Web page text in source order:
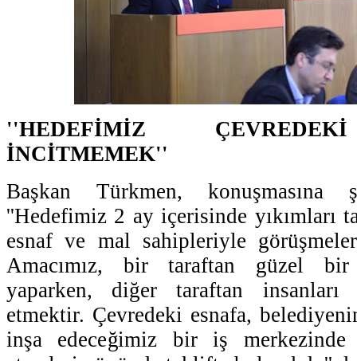
''HEDEFİMİZ
İNCİTMEMEK''
Başkan Türkmen,
''Hedefimiz 2 ay içerisinde yıkımları
esnaf ve mal sahipleriyle
Amacımız, bir taraftan güzel bir
yaparken, diğer taraftan insanları
etmektir. Çevredeki esnafa,
inşa edeceğimiz bir iş merkezinde